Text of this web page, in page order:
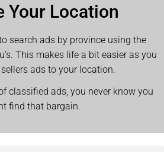
Your Location
search ads by province using the
This makes life a bit easier as you
ads to your location.
classified ads, you never know you
find that bargain.